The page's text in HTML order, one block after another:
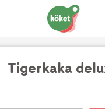
Tigerkaka